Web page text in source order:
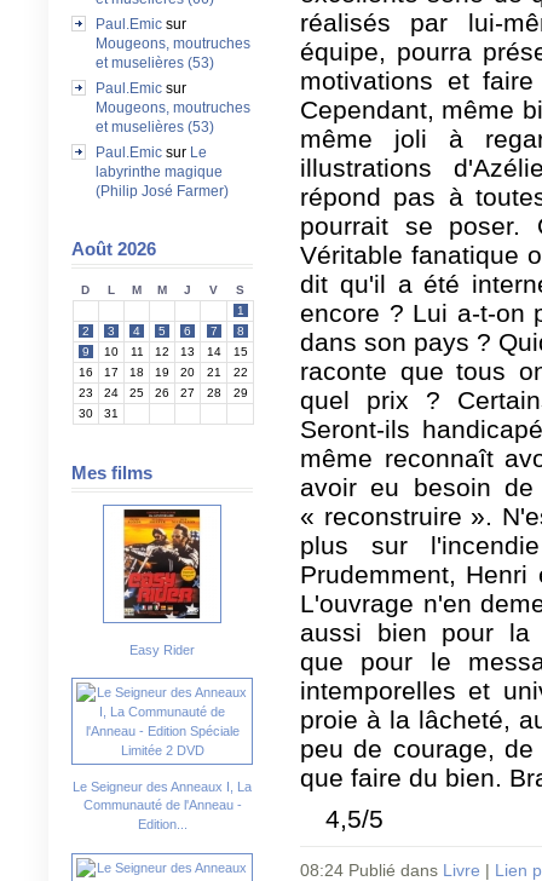
Paul.Emic sur
Mougeons, moutruches
et muselières (53)
Paul.Emic sur
Mougeons, moutruches
et muselières (53)
Paul.Emic sur Le
labyrinthe magique
(Philip José Farmer)
Août 2026
D L M M J V
S
1
2
3 4 5 6 7
8
9
10 11 12 13 14
15
16
17 18 19 20 21
22
23
24 25 26 27 28
29
30
31
Mes films
Easy Rider
Le Seigneur des Anneaux I, La
Communauté de l'Anneau -
Edition...
réalisés par lui-
équipe, pourra
motivations et
Cependant, même
même joli à
illustrations
répond pas à
pourrait se poser.
Véritable fanatique
dit qu'il a été
encore ? Lui a-t-on
dans son pays ?
raconte que tous
quel prix ?
Seront-ils
même reconnaît
avoir eu besoin
« reconstruire ».
plus sur
Prudemment,
L'ouvrage n'en
aussi bien pour la
que pour le
intemporelles et
proie à la lâcheté,
peu de courage,
que faire du bien.
4,5/5
08:24 Publié dans Livre Lien